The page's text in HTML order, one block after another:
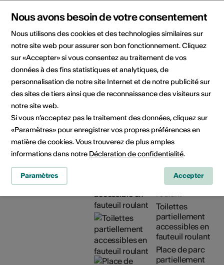
Horaires
l'infrastructure
Lundi et vendredi : 08h30-
Mardi, mercredi et jeudi :
08h30-19h00
Samedi : 08h30-17h00
Fermetures annuelles :
http://www.mediatheque.ch/
Accessibilité
architecturale
Offre en
langue des
signes
accessible en
fauteuil
Toilettes
partiellement
accessibles en
fauteuil roulant
Place de parc
partiellement
Nous avons besoin de votre consentement
Nous utilisons des cookies et des technologies similaires sur
notre site web pour assurer son bon fonctionnement. Cliquez
sur «Accepter» si vous consentez au traitement de vos
données à des fins statistiques et analytiques, de
personnalisation de notre site Internet et de notre publicité sur
des sites de tiers ainsi que de reconnaissance des visiteurs sur
notre site web.
Si vous n’acceptez pas le traitement des données, cliquez sur
«Paramètres» pour enregistrer vos propres préférences en
matière de cookies. Vous trouverez de plus amples
informations dans notre Déclaration de confidentialité.
Paramètres Accepter